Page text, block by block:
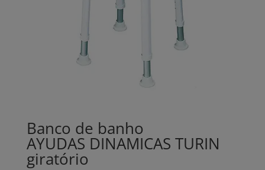
Banco de banho
AYUDAS DINAMICAS TURIN
giratório